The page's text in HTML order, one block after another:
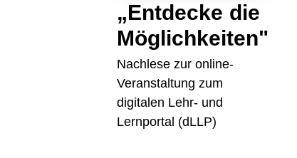
„Entdecke die
Möglichkeiten"
Nachlese zur online-
Veranstaltung zum
digitalen Lehr- und
Lernportal (dLLP)